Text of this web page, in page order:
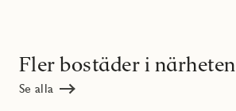
Fler bostäder i närheten
Se alla